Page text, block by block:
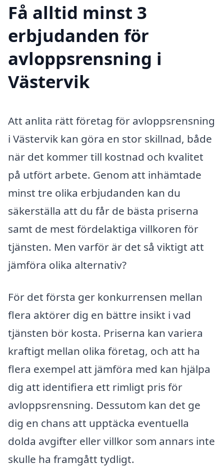
Få alltid minst 3
erbjudanden för
avloppsrensning i
Västervik
Att anlita rätt företag för avloppsrensning
i Västervik kan göra en stor skillnad, både
när det kommer till kostnad och kvalitet
på utfört arbete. Genom att inhämtade
minst tre olika erbjudanden kan du
säkerställa att du får de bästa priserna
samt de mest fördelaktiga villkoren för
tjänsten. Men varför är det så viktigt att
jämföra olika alternativ?
För det första ger konkurrensen mellan
flera aktörer dig en bättre insikt i vad
tjänsten bör kosta. Priserna kan variera
kraftigt mellan olika företag, och att ha
flera exempel att jämföra med kan hjälpa
dig att identifiera ett rimligt pris för
avloppsrensning. Dessutom kan det ge
dig en chans att upptäcka eventuella
dolda avgifter eller villkor som annars inte
skulle ha framgått tydligt.